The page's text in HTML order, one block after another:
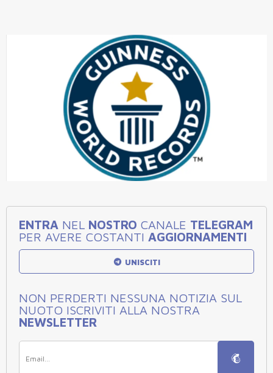
ENTRA NEL NOSTRO CANALE TELEGRAM
PER AVERE COSTANTI AGGIORNAMENTI
UNISCITI
NON PERDERTI NESSUNA NOTIZIA SUL
NUOTO ISCRIVITI ALLA NOSTRA
NEWSLETTER